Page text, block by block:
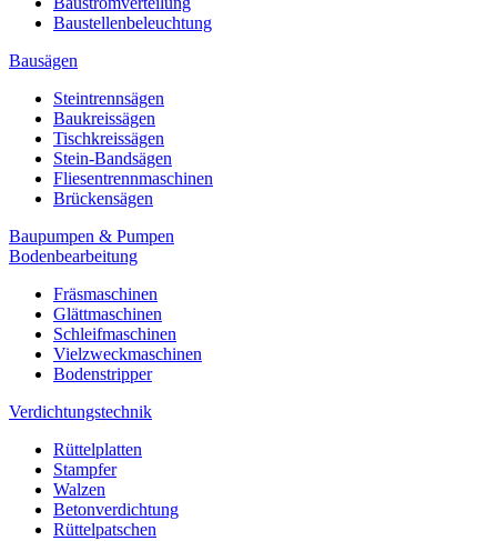
Baustellenbeleuchtung
Bausägen
Steintrennsägen
Baukreissägen
Tischkreissägen
Stein-Bandsägen
Fliesentrennmaschinen
Brückensägen
Baupumpen & Pumpen
Bodenbearbeitung
Fräsmaschinen
Glättmaschinen
Schleifmaschinen
Vielzweckmaschinen
Bodenstripper
Verdichtungstechnik
Rüttelplatten
Stampfer
Walzen
Betonverdichtung
Rüttelpatschen